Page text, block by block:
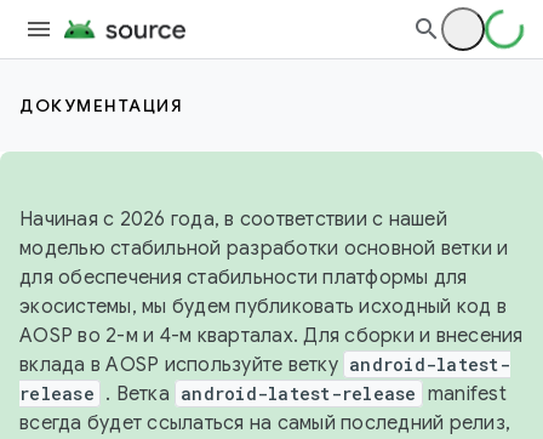
ДОКУМЕНТАЦИЯ
Начиная с 2026 года, в соответствии с нашей
моделью стабильной разработки основной ветки и
для обеспечения стабильности платформы для
экосистемы, мы будем публиковать исходный код в
AOSP во 2-м и 4-м кварталах. Для сборки и внесения
вклада в AOSP используйте ветку android-latest-
release . Ветка android-latest-release manifest
всегда будет ссылаться на самый последний релиз,